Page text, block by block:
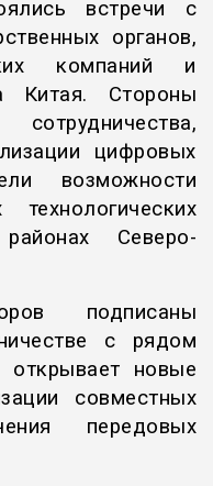
встречи с
органов,
компаний и
Китая. Стороны
цифровых
возможности
Северо-
подписаны
с рядом
открывает новые
совместных
передовых